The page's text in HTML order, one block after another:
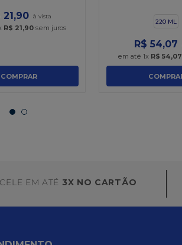
21,90
R$ 21,90sem juros
COMPRAR
220 ML
R$ 54,07
em até1x R$ 54,07
EM ATÉ 3X NO CARTÃO